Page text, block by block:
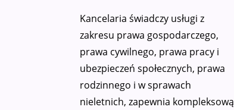
Kancelaria świadczy usługi z
zakresu prawa gospodarczego,
prawa cywilnego, prawa pracy i
ubezpieczeń społecznych, prawa
rodzinnego i w sprawach
nieletnich, zapewnia kompleksową